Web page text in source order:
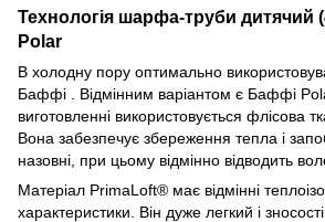
Технологія шарфа-труби дитячий
Polar
В холодну пору оптимально
Баффі . Відмінним варіантом є Баффі
виготовленні використовується флісова
Вона забезпечує збереження тепла і
назовні, при цьому відмінно відводить
Матеріал PrimaLoft® має відмінні
характеристики. Він дуже легкий і